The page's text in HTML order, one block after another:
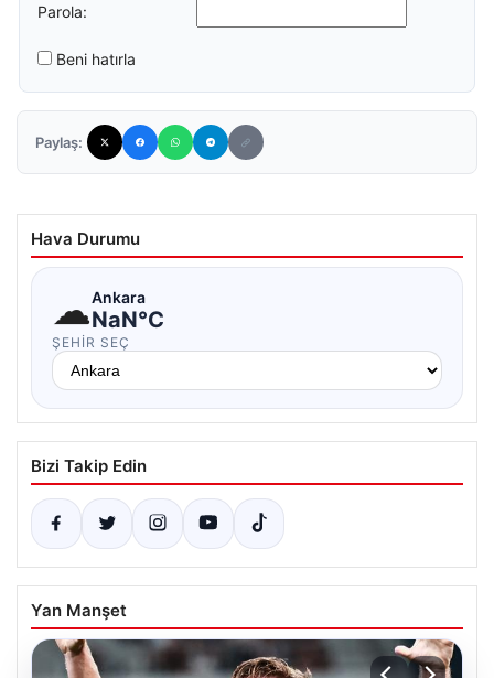
Parola:
Beni hatırla
Paylaş:
Hava Durumu
☁Ankara
NaN°C
ŞEHIR SEÇ
Bizi Takip Edin
Yan Manşet